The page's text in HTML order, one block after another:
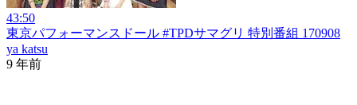
43:50
東京パフォーマンスドール #TPDサマグリ 特別番組 170908
ya katsu
9 年前